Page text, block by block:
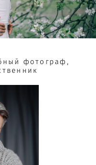
фотограф,